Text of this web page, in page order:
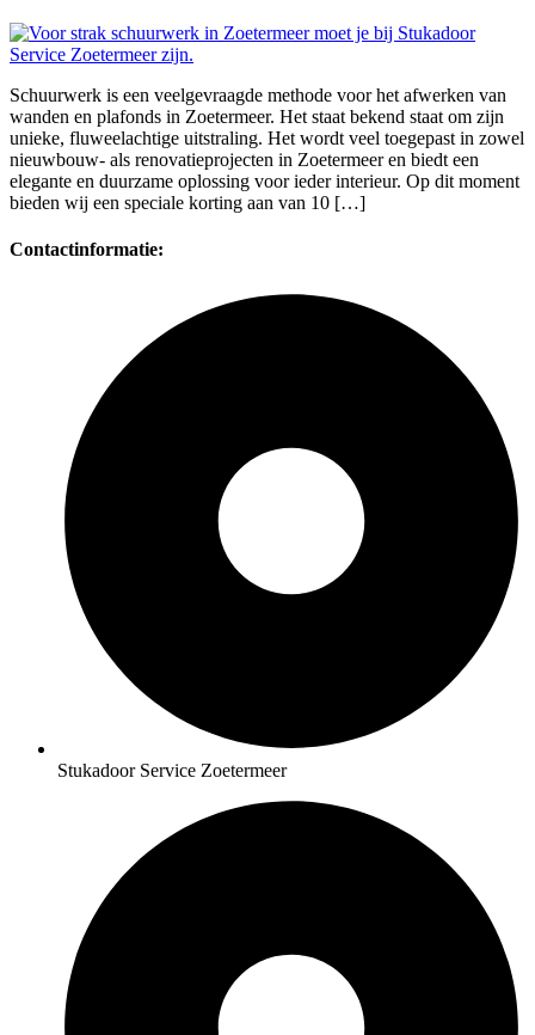
Schuurwerk is een veelgevraagde methode voor het afwerken van
wanden en plafonds in Zoetermeer. Het staat bekend staat om zijn
unieke, fluweelachtige uitstraling. Het wordt veel toegepast in zowel
nieuwbouw- als renovatieprojecten in Zoetermeer en biedt een
elegante en duurzame oplossing voor ieder interieur. Op dit moment
bieden wij een speciale korting aan van 10 […]
Contactinformatie:
Stukadoor Service Zoetermeer